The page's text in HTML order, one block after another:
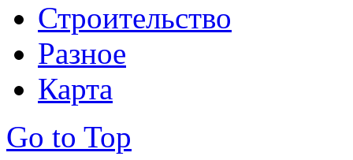
Строительство
Разное
Карта
Go to Top